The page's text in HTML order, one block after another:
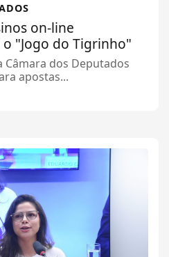
on-line
"Jogo do Tigrinho"
Câmara dos Deputados
apostas...